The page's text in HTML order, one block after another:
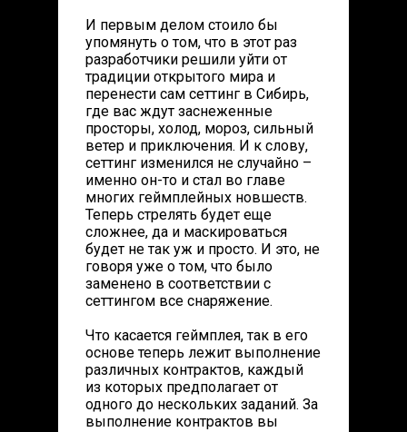
И первым делом стоило бы
упомянуть о том, что в этот раз
разработчики решили уйти от
традиции открытого мира и
перенести сам сеттинг в Сибирь,
где вас ждут заснеженные
просторы, холод, мороз, сильный
ветер и приключения. И к слову,
сеттинг изменился не случайно –
именно он-то и стал во главе
многих геймплейных новшеств.
Теперь стрелять будет еще
сложнее, да и маскироваться
будет не так уж и просто. И это, не
говоря уже о том, что было
заменено в соответствии с
сеттингом все снаряжение.
Что касается геймплея, так в его
основе теперь лежит выполнение
различных контрактов, каждый
из которых предполагает от
одного до нескольких заданий. За
выполнение контрактов вы